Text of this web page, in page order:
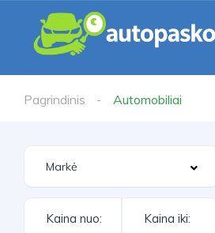
Pagrindinis Automobiliai